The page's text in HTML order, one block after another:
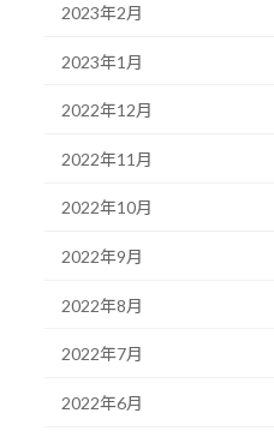
2023年2月
2023年1月
2022年12月
2022年11月
2022年10月
2022年9月
2022年8月
2022年7月
2022年6月